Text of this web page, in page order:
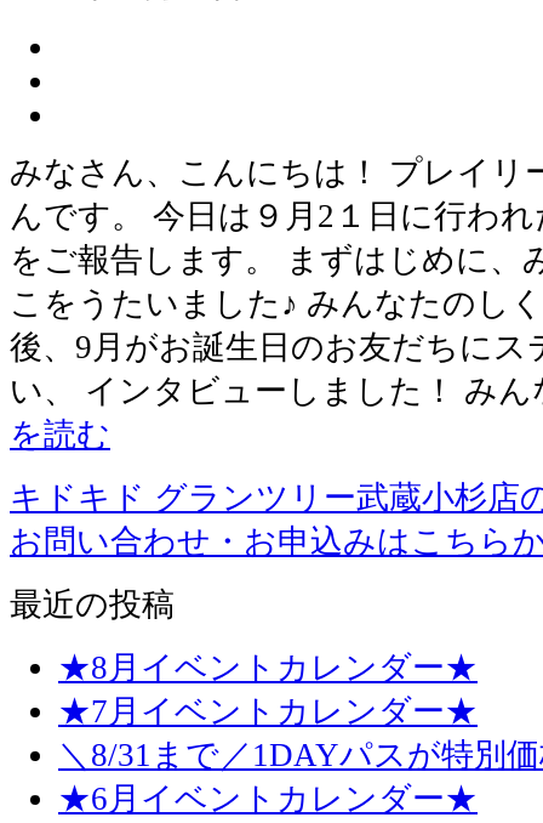
みなさん、こんにちは！ プレイリ
んです。 今日は９月2１日に行わ
をご報告します。 まずはじめに、
こをうたいました♪ みんなたのし
後、9月がお誕生日のお友だちに
い、 インタビューしました！ み
を読む
キドキド グランツリー武蔵小杉店
お問い合わせ・お申込みはこちら
最近の投稿
★8月イベントカレンダー★
★7月イベントカレンダー★
＼8/31まで／1DAYパスが特別
★6月イベントカレンダー★